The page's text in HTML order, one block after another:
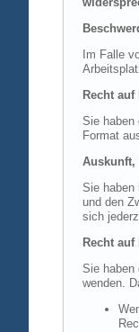
Im Falle
Recht
Sie haben
Format
Auskunft,
Sie haben
und den
sich
Recht
Sie haben
wenden.